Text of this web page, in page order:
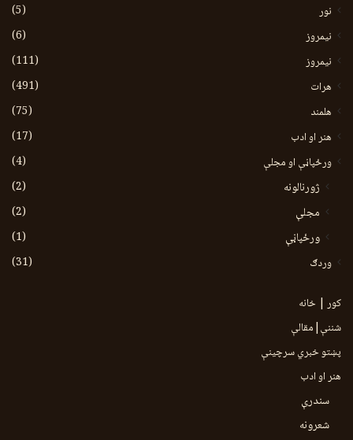
نور
(5)
نيمروز
(6)
نیمروز
(111)
هرات
(491)
هلمند
(75)
هنر او ادب
(17)
ورځپاڼې او مجلې
(4)
ژورنالونه
(2)
مجلې
(2)
ورځپاڼې
(1)
وردګ
(31)
کور | خانه
شننې|مقالې
پښتو خبري سرچينې
هنر او ادب
سندرې
شعرونه